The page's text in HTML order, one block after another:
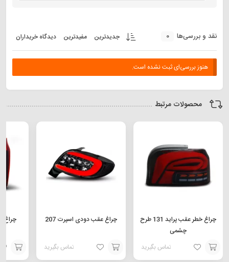
نقد و بررسی‌ها 0 جدیدترین مفیدترین دیدگاه خریداران
هنوز بررسی‌ای ثبت نشده است.
محصولات مرتبط
چراغ خطر عقب پراید 131 طرح
چشمی
تماس بگیرید
چراغ عقب دودی اسپرت 207
تماس بگیرید